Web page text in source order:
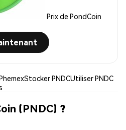
Prix de PondCoin
Stocker PNDCUtiliser PNDC
(PNDC) ?